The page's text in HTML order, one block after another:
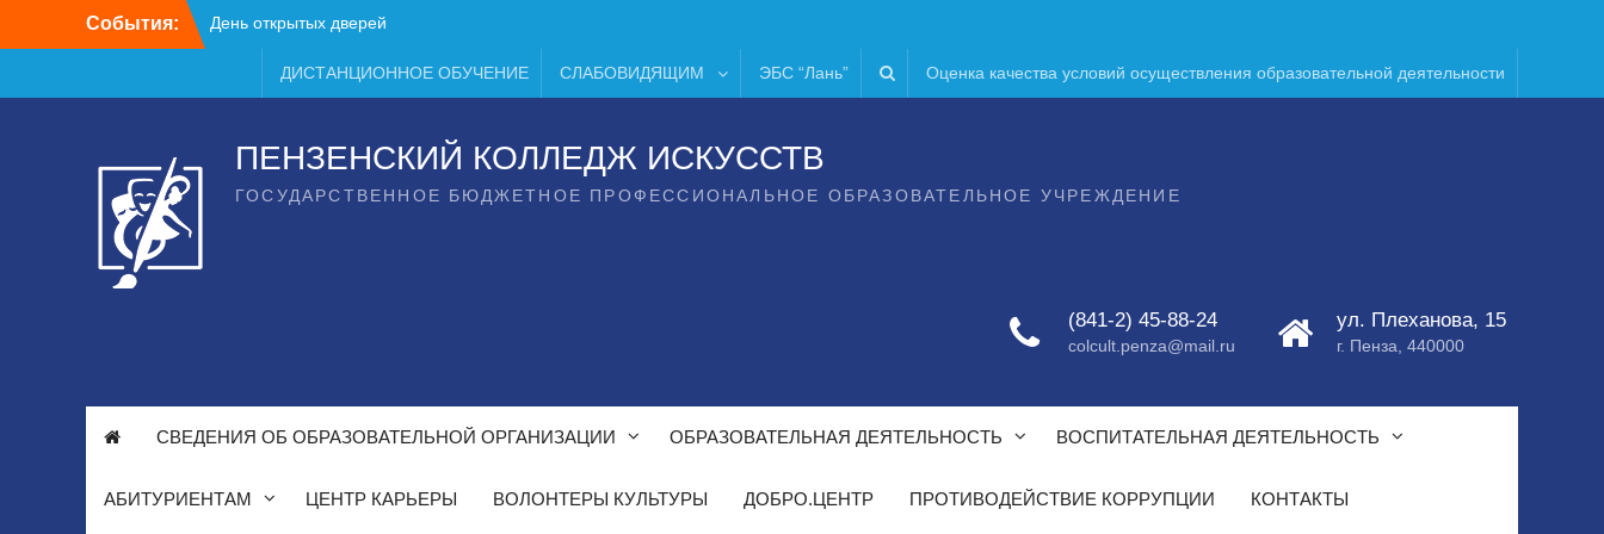
События: День открытых дверей
ДИСТАНЦИОННОЕ ОБУЧЕНИЕ СЛАБОВИДЯЩИМ ЭБС “Лань” Оценка качества условий осуществления образовательной деятельности
ПЕНЗЕНСКИЙ КОЛЛЕДЖ ИСКУССТВ
ГОСУДАРСТВЕННОЕ БЮДЖЕТНОЕ ПРОФЕССИОНАЛЬНОЕ ОБРАЗОВАТЕЛЬНОЕ УЧРЕЖДЕНИЕ
(841-2) 45-88-24
colcult.penza@mail.ru
ул. Плеханова, 15
г. Пенза, 440000
СВЕДЕНИЯ ОБ ОБРАЗОВАТЕЛЬНОЙ ОРГАНИЗАЦИИ ОБРАЗОВАТЕЛЬНАЯ ДЕЯТЕЛЬНОСТЬ ВОСПИТАТЕЛЬНАЯ ДЕЯТЕЛЬНОСТЬ
АБИТУРИЕНТАМ ЦЕНТР КАРЬЕРЫ ВОЛОНТЕРЫ КУЛЬТУРЫ ДОБРО.ЦЕНТР ПРОТИВОДЕЙСТВИЕ КОРРУПЦИИ КОНТАКТЫ